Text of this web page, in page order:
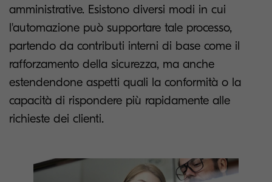
amministrative. Esistono diversi modi in cui
l'automazione può supportare tale processo,
partendo da contributi interni di base come il
rafforzamento della sicurezza, ma anche
estendendone aspetti quali la conformità o la
capacità di rispondere più rapidamente alle
richieste dei clienti.